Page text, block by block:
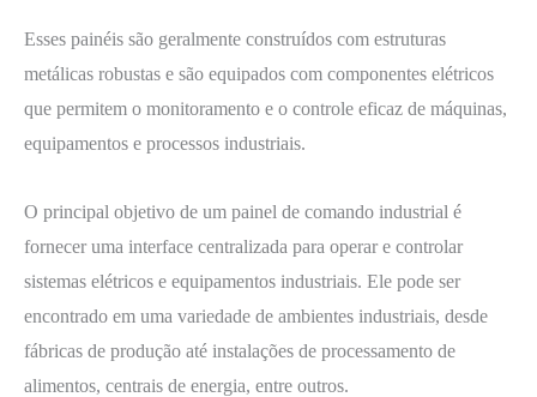
Esses painéis são geralmente construídos com estruturas
metálicas robustas e são equipados com componentes elétricos
que permitem o monitoramento e o controle eficaz de máquinas,
equipamentos e processos industriais.
O principal objetivo de um painel de comando industrial é
fornecer uma interface centralizada para operar e controlar
sistemas elétricos e equipamentos industriais. Ele pode ser
encontrado em uma variedade de ambientes industriais, desde
fábricas de produção até instalações de processamento de
alimentos, centrais de energia, entre outros.